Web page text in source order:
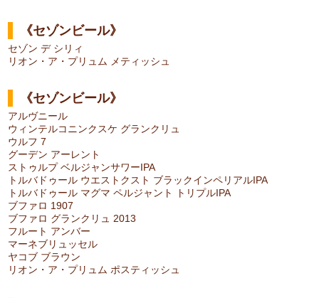
《セゾンビール》
セゾン デ シリィ
リオン・ア・プリュム メティッシュ
《セゾンビール》
アルヴニール
ウィンテルコニンクスケ グランクリュ
ウルフ 7
グーデン アーレント
ストゥルプ ベルジャンサワーIPA
トルバドゥール ウエストクスト ブラックインペリアルIPA
トルバドゥール マグマ ペルジャント トリプルIPA
ブファロ 1907
ブファロ グランクリュ 2013
フルート アンバー
マーネブリュッセル
ヤコブ ブラウン
リオン・ア・プリュム ポスティッシュ